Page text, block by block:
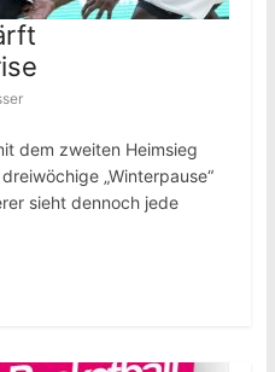
dem zweiten Heimsieg
„Winterpause“
sieht dennoch jede